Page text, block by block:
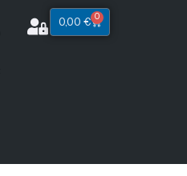
0,00€ 0